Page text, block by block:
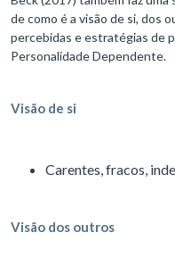
de como é a visão de si, dos
percebidas e estratégias de
Personalidade Dependente.
Visão de si
Carentes, fracos,
Visão dos outros